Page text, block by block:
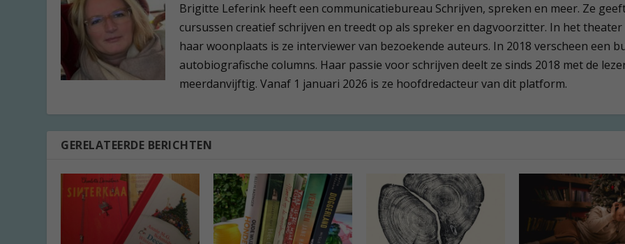
Brigitte Leferink heeft een communicatiebureau Schrijven, spreken en meer. Ze
cursussen creatief schrijven en treedt op als spreker en dagvoorzitter. In het theater
haar woonplaats is ze interviewer van bezoekende auteurs. In 2018 verscheen een
autobiografische columns. Haar passie voor schrijven deelt ze sinds 2018 met de
meerdanvijftig. Vanaf 1 januari 2026 is ze hoofdredacteur van dit platform.
GERELATEERDE BERICHTEN